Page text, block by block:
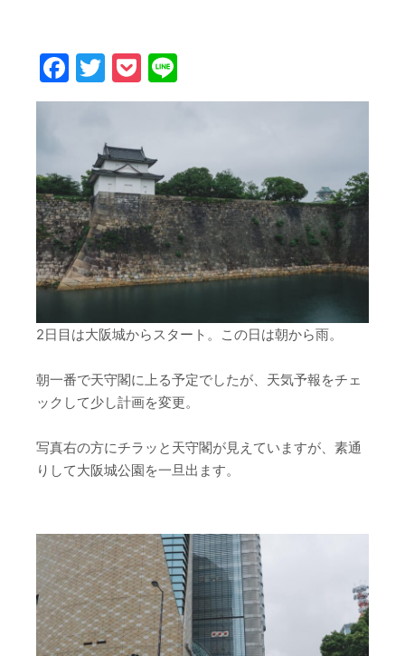
Facebook
Twitter
Pocket
2日目は大阪城からスタート。この日は朝から雨。
朝一番で天守閣に上る予定でしたが、天気予報をチェ
ックして少し計画を変更。
写真右の方にチラッと天守閣が見えていますが、素通
りして大阪城公園を一旦出ます。